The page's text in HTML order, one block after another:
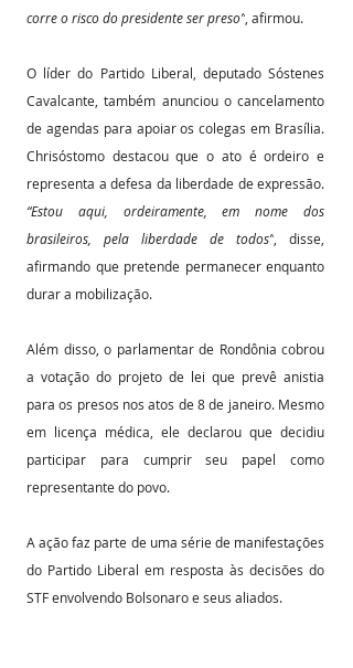
corre o risco do presidente ser preso” , afirmou.
O líder do Partido Liberal, deputado Sóstenes
Cavalcante, também anunciou o cancelamento
de agendas para apoiar os colegas em Brasília.
Chrisóstomo destacou que o ato é ordeiro e
“Estou aqui, ordeiramente, em nome dos
brasileiros, pela liberdade de todos” , disse,
afirmando que pretende permanecer enquanto
durar a mobilização.
Além disso, o parlamentar de Rondônia cobrou
a votação do projeto de lei que prevê anistia
para os presos nos atos de 8 de janeiro. Mesmo
em licença médica, ele declarou que decidiu
participar para cumprir seu papel como
representante do povo.
A ação faz parte de uma série de manifestações
do Partido Liberal em resposta às decisões do
STF envolvendo Bolsonaro e seus aliados.